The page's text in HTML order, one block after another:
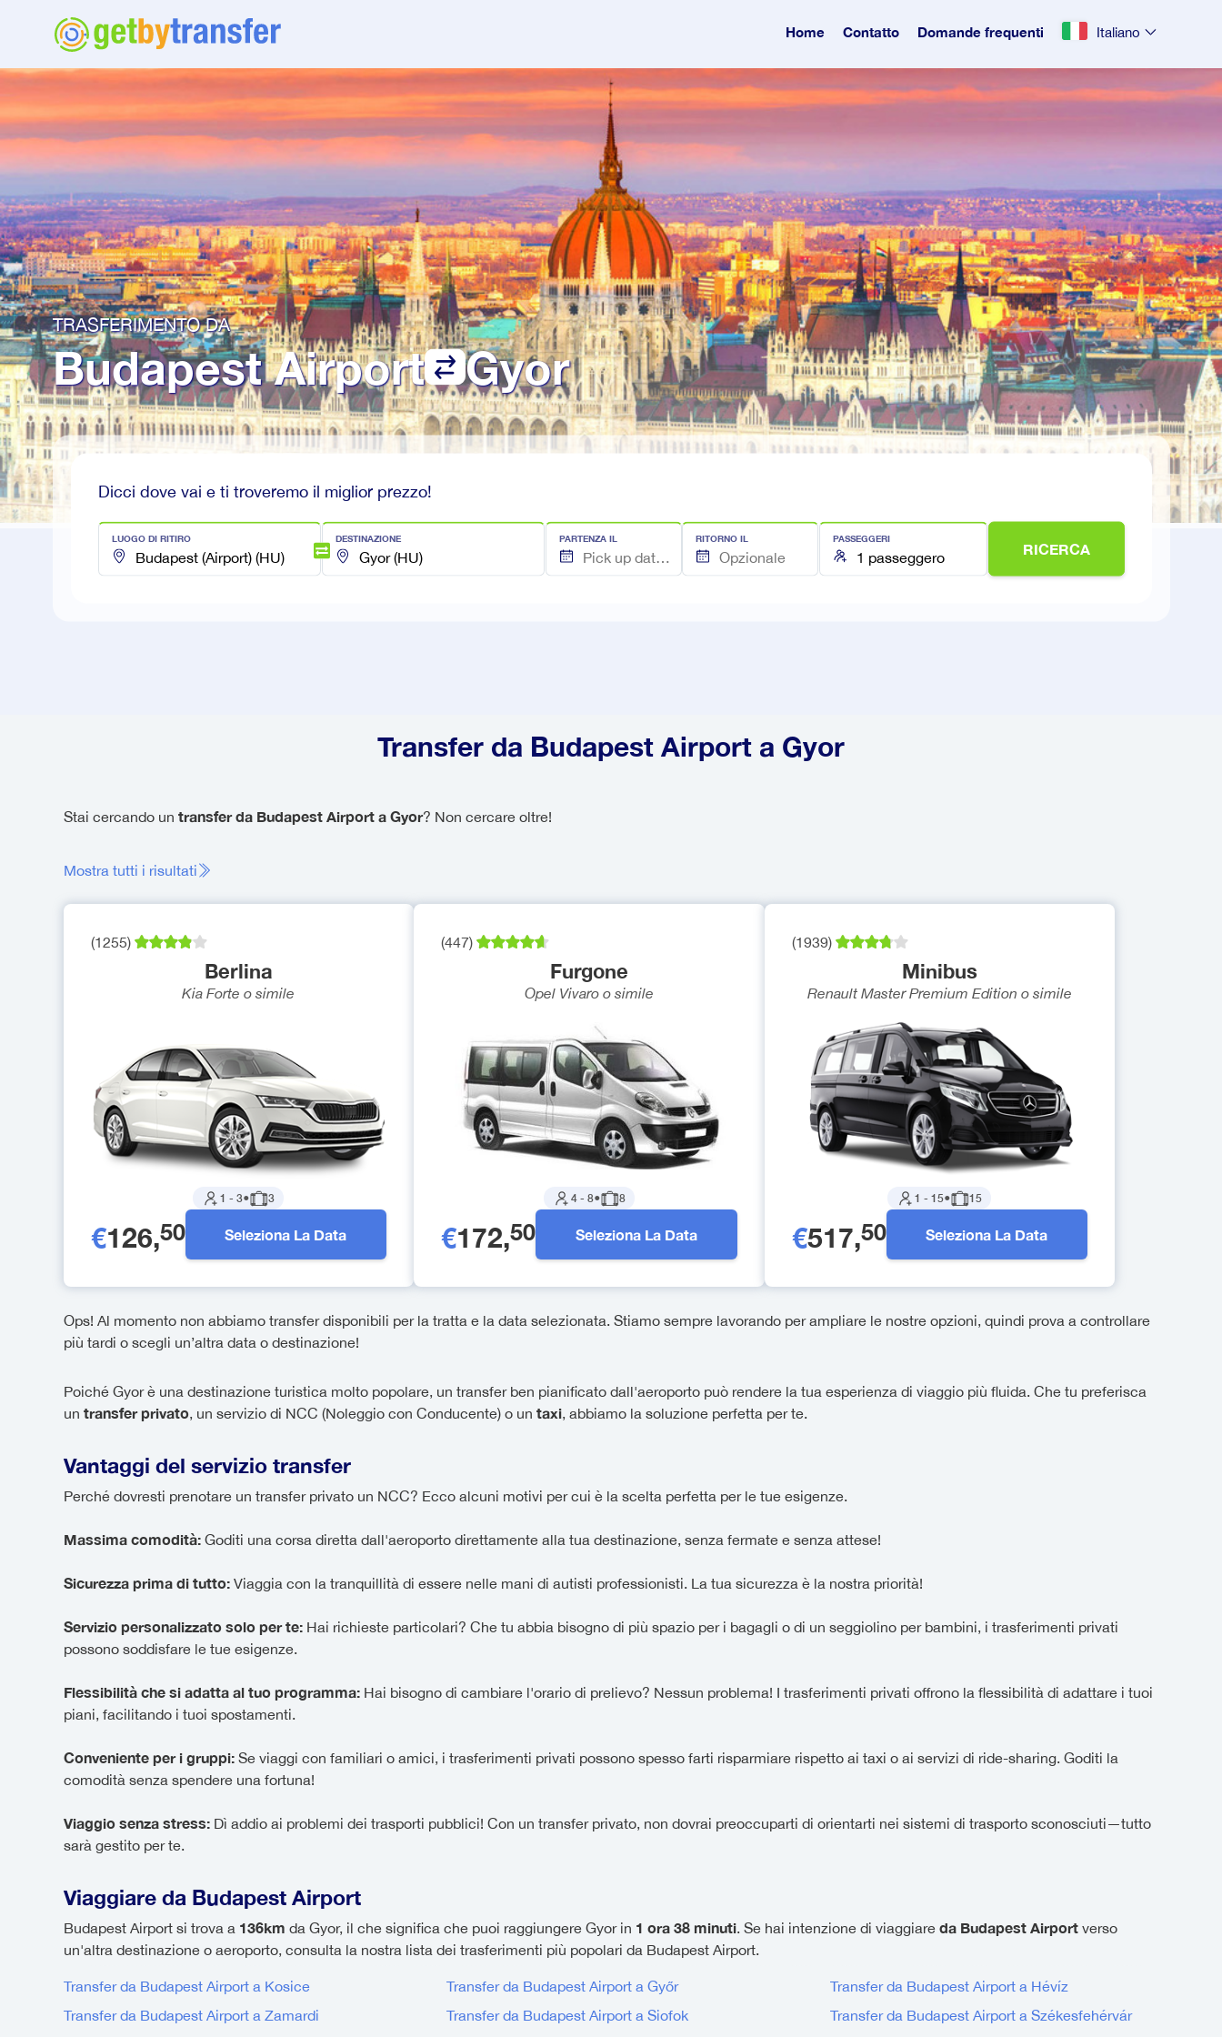
Home Contatto Domande frequenti Italiano
TRASFERIMENTO DA
Budapest Airport Gyor
Dicci dove vai e ti troveremo il miglior prezzo!
LUOGO DI RITIRO DESTINAZIONE PARTENZA IL RITORNO IL PASSEGGERI
RICERCA
Transfer da Budapest Airport a Gyor
Stai cercando un transfer da Budapest Airport a Gyor? Non cercare oltre!
Mostra tutti i risultati
(1255)
Berlina
Kia Forte o simile
1 -3● 3
€126,50 Seleziona La Data
(447)
Furgone
Opel Vivaro o simile
4- 8● 8
€172,50 Seleziona La Data
(1939)
Minibus
Renault Master Premium Edition o simile
1 -15● 15
€517,50 Seleziona La Data
Ops! Al momento non abbiamo transfer disponibili per la tratta e la data selezionata. Stiamo sempre lavorando per ampliare le nostre opzioni, quindi prova a controllare
più tardi o scegli un’altra data o destinazione!
Poiché Gyor è una destinazione turistica molto popolare, un transfer ben pianificato dall'aeroporto può rendere la tua esperienza di viaggio più fluida. Che tu preferisca
un transfer privato, un servizio di NCC (Noleggio con Conducente) o un taxi, abbiamo la soluzione perfetta per te.
Vantaggi del servizio transfer
Perché dovresti prenotare un transfer privato un NCC? Ecco alcuni motivi per cui è la scelta perfetta per le tue esigenze.
Massima comodità:Goditi una corsa diretta dall'aeroporto direttamente alla tua destinazione, senza fermate e senza attese!
Sicurezza prima di tutto:Viaggia con la tranquillità di essere nelle mani di autisti professionisti. La tua sicurezza è la nostra priorità!
Servizio personalizzato solo per te:Hai richieste particolari? Che tu abbia bisogno di più spazio per i bagagli o di un seggiolino per bambini, i trasferimenti privati
possono soddisfare le tue esigenze.
Flessibilità che si adatta al tuo programma:Hai bisogno di cambiare l'orario di prelievo? Nessun problema! I trasferimenti privati offrono la flessibilità di adattare i tuoi
piani, facilitando i tuoi spostamenti.
Conveniente per i gruppi:Se viaggi con familiari o amici, i trasferimenti privati possono spesso farti risparmiare rispetto ai taxi o ai servizi di ride-sharing. Goditi la
comodità senza spendere una fortuna!
Viaggio senza stress:Dì addio ai problemi dei trasporti pubblici! Con un transfer privato, non dovrai preoccuparti di orientarti nei sistemi di trasporto sconosciuti—tutto
sarà gestito per te.
Viaggiare da Budapest Airport
Budapest Airport si trova a 136km da Gyor, il che significa che puoi raggiungere Gyor in 1 ora 38 minuti. Se hai intenzione di viaggiare da Budapest Airportverso
un'altra destinazione o aeroporto, consulta la nostra lista dei trasferimenti più popolari da Budapest Airport.
Transfer da Budapest Airport a Kosice Transfer da Budapest Airport a Győr
Transfer da Budapest Airport a Hévíz
Transfer da Budapest Airport a Zamardi
Transfer da Budapest Airport a Siofok
Transfer da Budapest Airport a Székesfehérvár